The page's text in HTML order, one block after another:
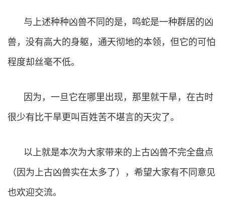
与上述种种凶兽不同的是，鸣蛇是一种群居的凶
兽，没有高大的身躯，通天彻地的本领，但它的可怕
程度却丝毫不低。
因为，一旦它在哪里出现，那里就干旱，在古时
很少有比干旱更叫百姓苦不堪言的天灾了。
以上就是本次为大家带来的上古凶兽不完全盘点
（因为上古凶兽实在太多了），希望大家有不同意见
也欢迎交流。